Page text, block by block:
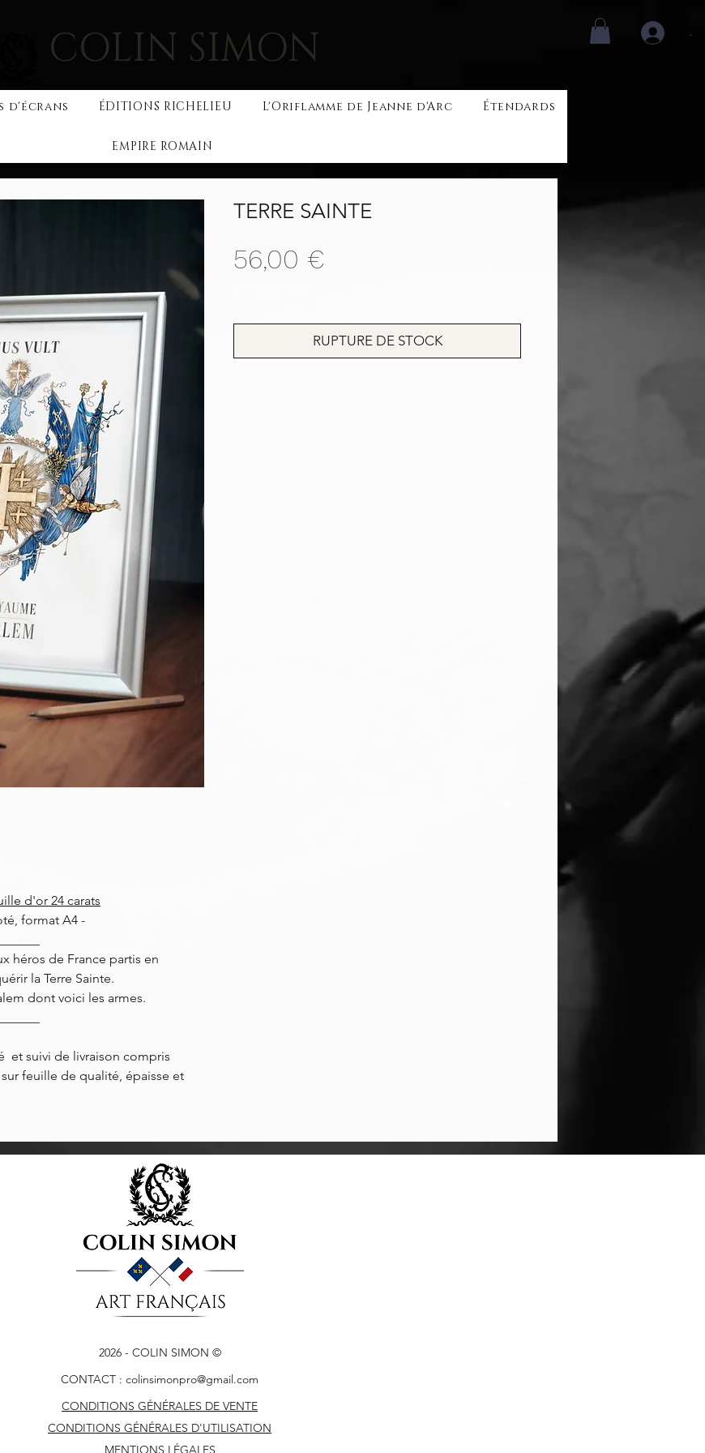
.
COLIN SIMON
d'écrans ÉDITIONS RICHELIEU L'Oriflamme de Jeanne d'Arc Étendards
EMPIRE ROMAIN
d'or 24 carats
format A4 -
héros de France partis en
la Terre Sainte.
dont voici les armes.
et suivi de livraison compris
feuille de qualité, épaisse et
TERRE SAINTE
56,00 €
RUPTURE DE STOCK
CONDITIONS GÉNÉRALES DE VENTE
2026- COLIN SIMON ©
CONTACT : colinsimonpro@gmail.com
CONDITIONS GÉNÉRALES D'UTILISATION
MENTIONS LÉGALES